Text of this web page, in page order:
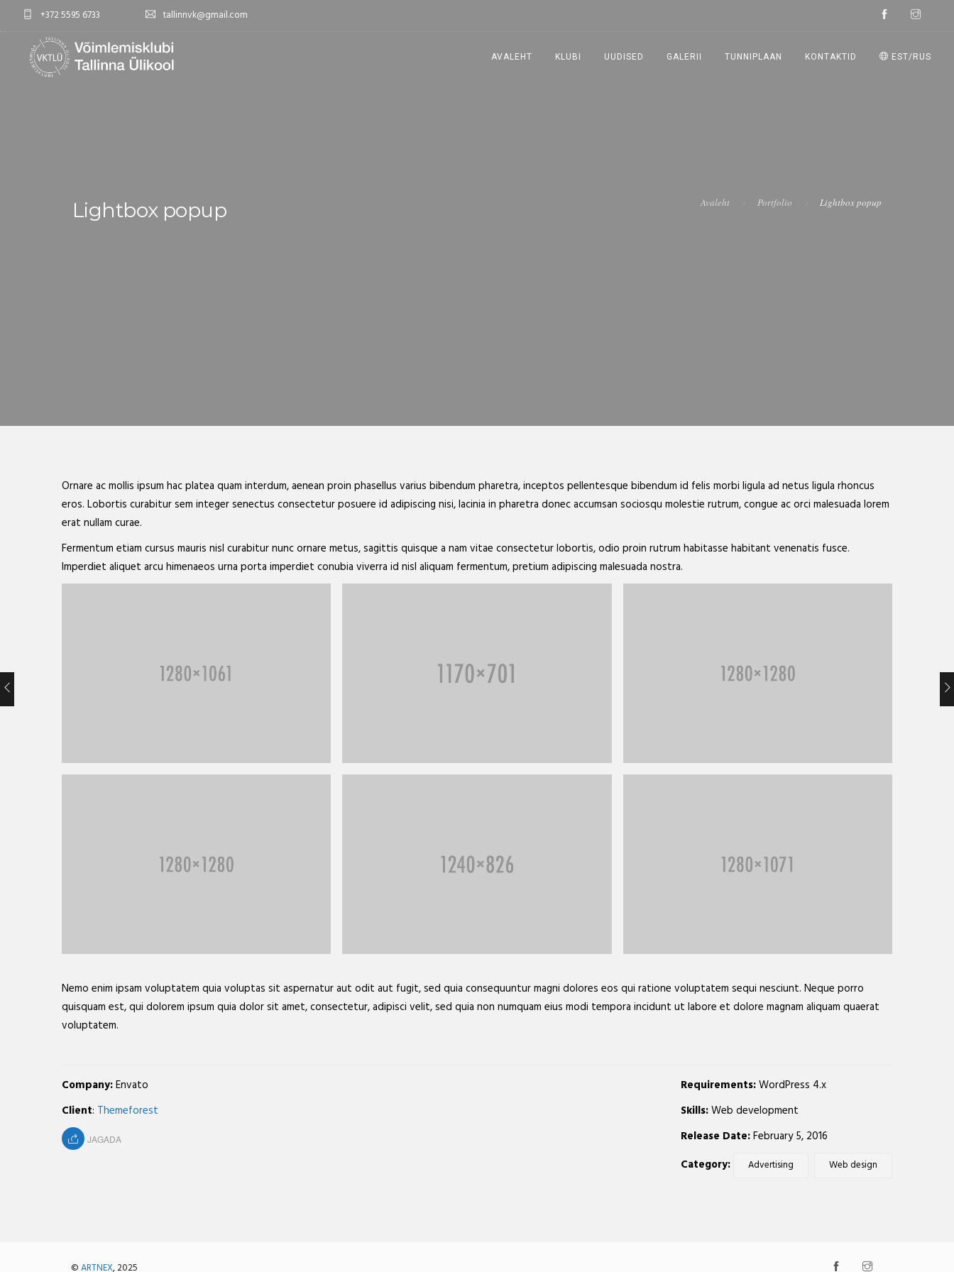
+372 5595 6733 tallinnvk@gmail.com
AVALEHT KLUBI UUDISED GALERII TUNNIPLAAN KONTAKTID EST/RUS
Lightbox popup Avaleht Portfolio Lightbox popup
Ornare ac mollis ipsum hac platea quam interdum, aenean proin phasellus varius bibendum pharetra, inceptos pellentesque bibendum id felis morbi ligula ad netus ligula rhoncus
eros. Lobortis curabitur sem integer senectus consectetur posuere id adipiscing nisi, lacinia in pharetra donec accumsan sociosqu molestie rutrum, congue ac orci malesuada lorem
erat nullam curae.
Fermentum etiam cursus mauris nisl curabitur nunc ornare metus, sagittis quisque a nam vitae consectetur lobortis, odio proin rutrum habitasse habitant venenatis fusce.
Imperdiet aliquet arcu himenaeos urna porta imperdiet conubia viverra id nisl aliquam fermentum, pretium adipiscing malesuada nostra.
Nemo enim ipsam voluptatem quia voluptas sit aspernatur aut odit aut fugit, sed quia consequuntur magni dolores eos qui ratione voluptatem sequi nesciunt. Neque porro
quisquam est, qui dolorem ipsum quia dolor sit amet, consectetur, adipisci velit, sed quia non numquam eius modi tempora incidunt ut labore et dolore magnam aliquam quaerat
voluptatem.
Company:Envato
Client: Themeforest
JAGADA
Requirements:WordPress 4.x
Skills:Web development
Release Date:February 5, 2016
Category:
Advertising Web design
©ARTNEX, 2025